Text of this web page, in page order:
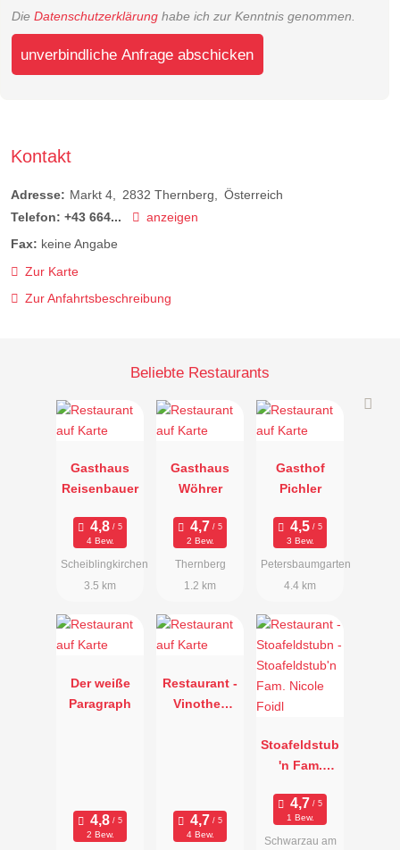
Die Datenschutzerklärung habe ich zur Kenntnis genommen.
unverbindliche Anfrage abschicken
Kontakt
Adresse: Markt 4 2832 Thernberg
Österreich
Telefon: +43 664...
anzeigen
Fax: keine Angabe
Zur Karte
Zur Anfahrtsbeschreibung
Beliebte Restaurants
Gasthaus
Reisenbauer
4 Bew.
Scheiblingkirchen
3.5 km
Gasthaus
Wöhrer
2 Bew.
Thernberg
1.2 km
Gasthof
Pichler
3 Bew.
Petersbaumgarten
4.4 km
Der weiße
Paragraph
2 Bew.
Restaurant -
Vinothek
4 Bew.
Stoafeldstub
'n Fam.
1 Bew.
Schwarzau am